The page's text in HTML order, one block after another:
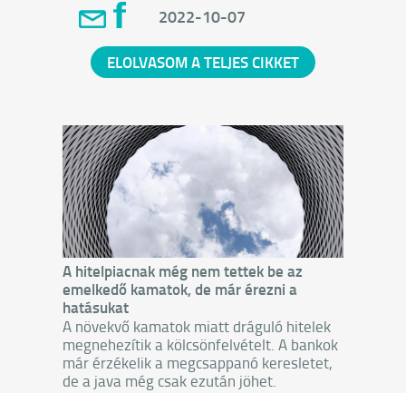
százalékos infláció mellett.
2022-10-07
ELOLVASOM A TELJES CIKKET
A hitelpiacnak még nem tettek be az
emelkedő kamatok, de már érezni a
hatásukat
A növekvő kamatok miatt dráguló hitelek
megnehezítik a kölcsönfelvételt. A bankok
már érzékelik a megcsappanó keresletet,
de a java még csak ezután jöhet.